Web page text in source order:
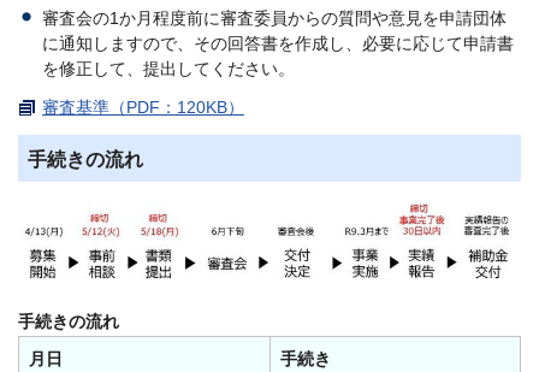
審査会の1か月程度前に審査委員からの質問や意見を申請団体
に通知しますので、その回答書を作成し、必要に応じて申請書
を修正して、提出してください。
審査基準（PDF：120KB）
手続きの流れ
手続きの流れ
月日
手続き